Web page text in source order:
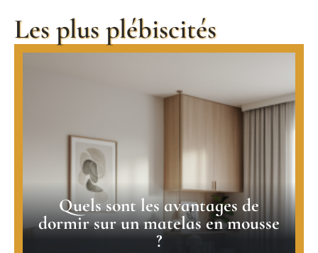
Les plus plébiscités
Quels sont les avantages de
dormir sur un matelas en mousse
?